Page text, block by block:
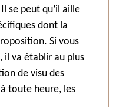
se peut qu’il aille
dont la
Si vous
il va établir au plus
de visu des
toute heure, les